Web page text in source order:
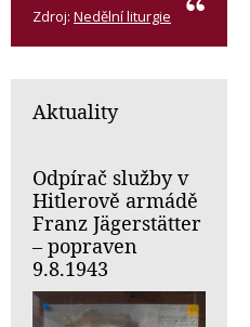
Zdroj: Nedělní liturgie
Aktuality
Odpírač služby v
Hitlerově armádě
Franz Jägerstätter
– popraven
9.8.1943